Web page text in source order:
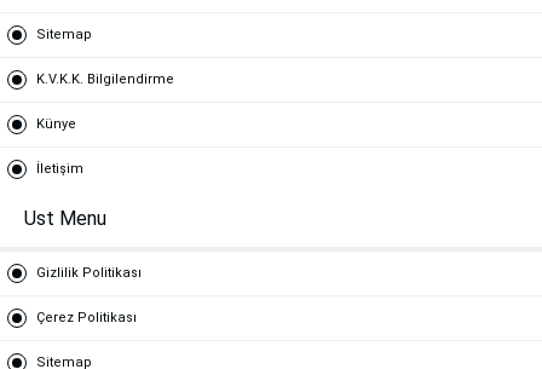
Sitemap
K.V.K.K. Bilgilendirme
Künye
İletişim
Ust Menu
Gizlilik Politikası
Çerez Politikası
Sitemap